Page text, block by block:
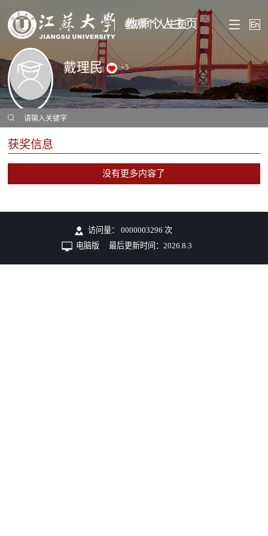
教师个人主页
戴理民 +5
获奖信息
没有更多内容了
访问量： 0000003296 次
电脑版
最后更新时间：2026 .8 .3